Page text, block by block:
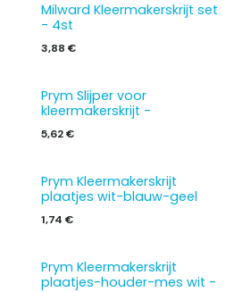
Milward Kleermakerskrijt set
- 4st
3,88 €
Prym Slijper voor
kleermakerskrijt -
5,62€
Prym Kleermakerskrijt
plaatjes wit-blauw-geel
1,74 €
Prym Kleermakerskrijt
plaatjes-houder-mes wit -